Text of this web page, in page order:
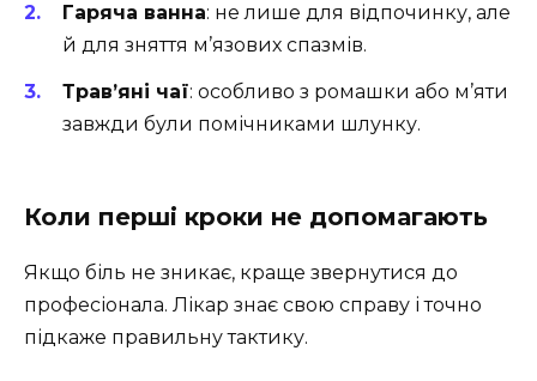
Гаряча ванна: не лише для відпочинку, але
й для зняття м’язових спазмів.
Трав’яні чаї: особливо з ромашки або м’яти
завжди були помічниками шлунку.
Коли перші кроки не допомагають
Якщо біль не зникає, краще звернутися до
професіонала. Лікар знає свою справу і точно
підкаже правильну тактику.